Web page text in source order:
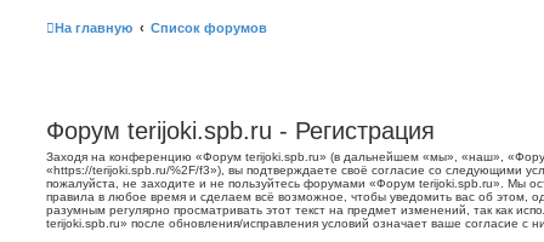
На главную Список форумов
Форум terijoki.spb.ru - Регистрация
Заходя на конференцию «Форум terijoki.spb.ru» (в дальнейшем «мы», «наш»,
«https://terijoki.spb.ru/%2F/f3»), вы подтверждаете своё согласие со следующими
пожалуйста, не заходите и не пользуйтесь форумами «Форум terijoki.spb.ru». Мы
правила в любое время и сделаем всё возможное, чтобы уведомить вас об этом,
разумным регулярно просматривать этот текст на предмет изменений, так как
terijoki.spb.ru» после обновления/исправления условий означает ваше согласие с